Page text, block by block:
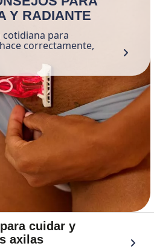
Y RADIANTE
para
correctamente,
cuidar y
axilas